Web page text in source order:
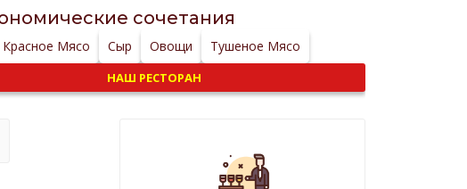
сочетания
Красное Мясо Сыр Овощи Тушеное Мясо
НАШ РЕСТОРАН